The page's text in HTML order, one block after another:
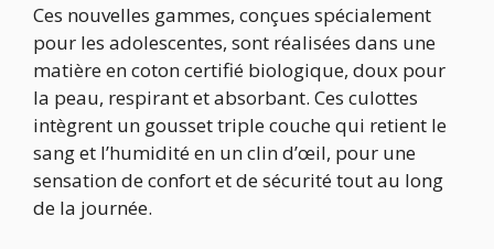
Ces nouvelles gammes, conçues spécialement
pour les adolescentes, sont réalisées dans une
matière en coton certifié biologique, doux pour
la peau, respirant et absorbant. Ces culottes
intègrent un gousset triple couche qui retient le
sang et l’humidité en un clin d’œil, pour une
sensation de confort et de sécurité tout au long
de la journée.